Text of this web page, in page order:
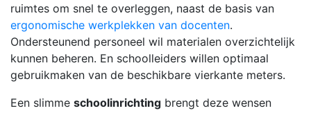
ruimtes om snel te overleggen, naast de basis van
ergonomische werkplekken van docenten.
Ondersteunend personeel wil materialen overzichtelijk
kunnen beheren. En schoolleiders willen optimaal
gebruikmaken van de beschikbare vierkante meters.
Een slimme schoolinrichting brengt deze wensen